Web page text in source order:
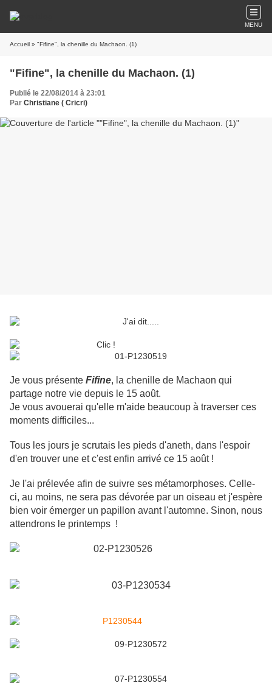
MENU
Accueil » "Fifine", la chenille du Machaon. (1)
"Fifine", la chenille du Machaon. (1)
Publié le 22/08/2014 à 23:01
Par Christiane ( Cricri)
Je vous présente Fifine, la chenille de Machaon qui
partage notre vie depuis le 15 août.
Je vous avouerai qu'elle m'aide beaucoup à traverser ces
moments difficiles...
Tous les jours je scrutais les pieds d'aneth, dans l'espoir
d'en trouver une et c'est enfin arrivé ce 15 août !
Je l'ai prélevée afin de suivre ses métamorphoses. Celle-
ci, au moins, ne sera pas dévorée par un oiseau et j'espère
bien voir émerger un papillon avant l'automne. Sinon, nous
attendrons le printemps !